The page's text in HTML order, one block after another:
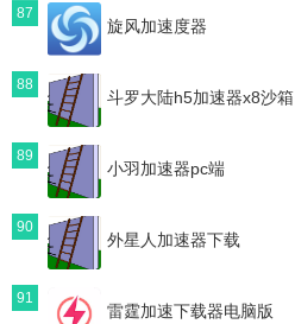
87
旋风加速度器
88
斗罗大陆h5加速器x8沙箱
89
小羽加速器pc端
90
外星人加速器下载
91
雷霆加速下载器电脑版